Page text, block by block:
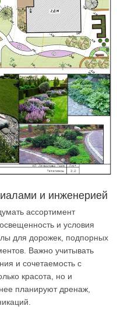
и инженерией
ассортимент
и условия
для дорожек, подпорных
Важно учитывать
и сочетаемость с
красота, но и
планируют дренаж,